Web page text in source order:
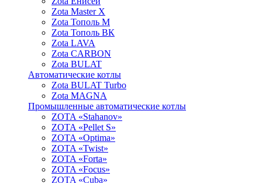
Zota Master X
Zota Тополь М
Zota Тополь ВК
Zota LAVA
Zota CARBON
Zota BULAT
Автоматические котлы
Zota BULAT Turbo
Zota MAGNA
Промышленные автоматические котлы
ZOTA «Stahanov»
ZOTA «Pellet S»
ZOTA «Optima»
ZOTA «Twist»
ZOTA «Forta»
ZOTA «Focus»
ZOTA «Cuba»